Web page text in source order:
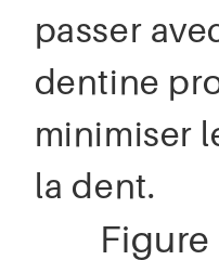
passer
dentine
minimiser
la dent.
Figure